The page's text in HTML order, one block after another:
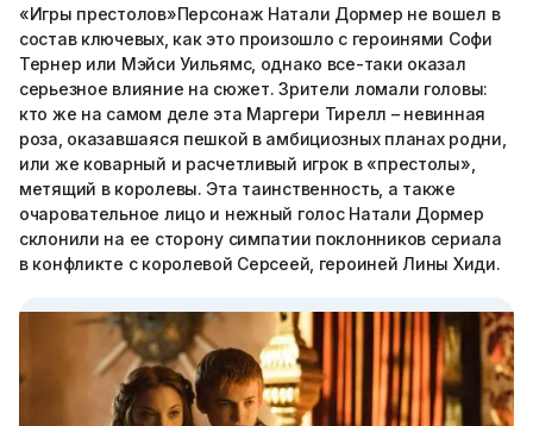
«Игры престолов»Персонаж Натали Дормер не вошел в
состав ключевых, как это произошло с героинями Софи
Тернер или Мэйси Уильямс, однако все-таки оказал
серьезное влияние на сюжет. Зрители ломали головы:
кто же на самом деле эта Маргери Тирелл – невинная
роза, оказавшаяся пешкой в амбициозных планах родни,
или же коварный и расчетливый игрок в «престолы»,
метящий в королевы. Эта таинственность, а также
очаровательное лицо и нежный голос Натали Дормер
склонили на ее сторону симпатии поклонников сериала
в конфликте с королевой Серсеей, героиней Лины Хиди.